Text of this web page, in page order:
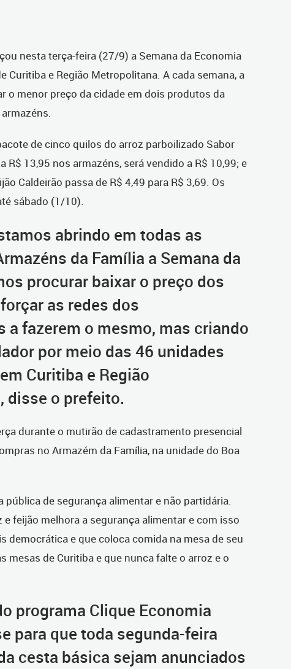
nesta terça-feira (27/9) a Semana da Economia
Curitiba e Região Metropolitana. A cada semana, a
o menor preço da cidade em dois produtos da
de cinco quilos do arroz parboilizado Sabor
R$ 13,95 nos armazéns, será vendido a R$ 10,99; e
Caldeirão passa de R$ 4,49 para R$ 3,69. Os
sábado (1/10).
abrindo em todas as
da Família a Semana da
procurar baixar o preço dos
as redes dos
a fazerem o mesmo, mas criando
por meio das 46 unidades
Curitiba e Região
disse o prefeito.
durante o mutirão de cadastramento presencial
no Armazém da Família, na unidade do Boa
pública de segurança alimentar e não partidária.
feijão melhora a segurança alimentar e com isso
democrática e que coloca comida na mesa de seu
mesas de Curitiba e que nunca falte o arroz e o
programa Clique Economia
para que toda segunda-feira
cesta básica sejam anunciados